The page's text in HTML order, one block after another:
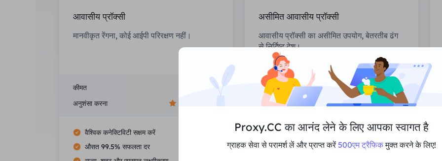
आवासीय प्रॉक्सी
मानवीकृत रेंगना, कोई आईपी परिरक्षण नहीं।
कीमत $0/जीबी
अनुशंसा करना
वैश्विक कनेक्टिविटी सक्षम करें
औसत 99.5% सफलता दर
असीमित आवासीय प्रॉक्सी
आवासीय प्रॉक्सी का असीमित उपयोग, बेतरतीब ढंग
से निर्दिष्ट देश।
कीमत $0/दिन
अनुशंसा करना
मल्टी-कॉन्करेंसी का समर्थन करें
असीमित सत्र और बैंडविड्थ
Proxy.CC का आनंद लेने के लिए आपका स्वागत है
ग्राहक सेवा से परामर्श लें और प्राप्त करें 500एम ट्रैफिकमुक्त करने के लिए!